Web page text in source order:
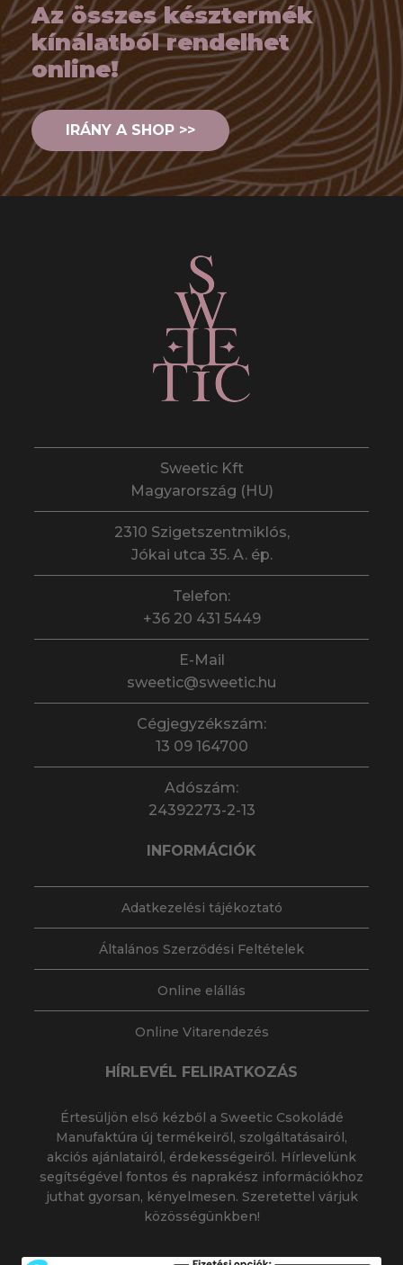
Az összes késztermék
kínálatból rendelhet
online!
IRÁNY A SHOP >>
Sweetic Kft
Magyarország (HU)
2310 Szigetszentmiklós,
Jókai utca 35. A. ép.
Telefon:
+36 20 431 5449
E-Mail
sweetic@sweetic.hu
Cégjegyzékszám:
13 09 164700
Adószám:
24392273-2-13
INFORMÁCIÓK
Adatkezelési tájékoztató
Általános Szerződési Feltételek
Online elállás
Online Vitarendezés
HÍRLEVÉL FELIRATKOZÁS
Értesüljön első kézből a Sweetic Csokoládé
Manufaktúra új termékeiről, szolgáltatásairól,
akciós ajánlatairól, érdekességeiről. Hírlevelünk
segítségével fontos és naprakész információkhoz
juthat gyorsan, kényelmesen. Szeretettel várjuk
közösségünkben!